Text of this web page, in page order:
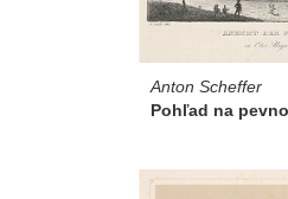
Anton Scheffer
Pohľad na